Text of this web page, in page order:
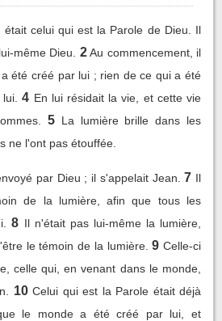
était celui qui est la Parole de Dieu. Il
même Dieu.
2 Au commencement, il
a été créé par lui ; rien de ce qui a été
4 En lui résidait la vie, et cette vie
5 La lumière brille dans les
ne l'ont pas étouffée.
par Dieu ; il s'appelait Jean. 7 Il
de la lumière, afin que tous les
8 Il n'était pas lui-même la lumière,
le témoin de la lumière. 9 Celle-ci
celle qui, en venant dans le monde,
10 Celui qui est la Parole était déjà
le monde a été créé par lui, et